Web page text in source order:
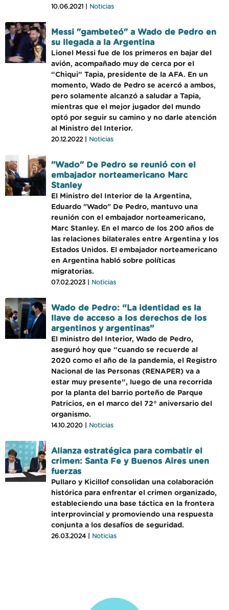
10.06.2021 | Noticias
Messi "gambeteó" a Wado de Pedro en
su llegada a la Argentina
Lionel Messi fue de los primeros en bajar del
avión, acompañado muy de cerca por el
“Chiqui” Tapia, presidente de la AFA. En un
momento, Wado de Pedro se acercó a ambos,
pero solamente alcanzó a saludar a Tapia,
mientras que el mejor jugador del mundo
optó por seguir su camino y no darle atención
al Ministro del Interior.
20.12.2022 | Noticias
"Wado" De Pedro se reunió con el
embajador norteamericano Marc
Stanley
El Ministro del Interior de la Argentina,
Eduardo "Wado" De Pedro, mantuvo una
reunión con el embajador norteamericano,
Marc Stanley. En el marco de los 200 años de
las relaciones bilaterales entre Argentina y los
Estados Unidos. El embajador norteamericano
en Argentina habló sobre políticas
migratorias.
07.02.2023 | Noticias
Wado de Pedro: “La identidad es la
llave de acceso a los derechos de los
argentinos y argentinas”
El ministro del Interior, Wado de Pedro,
aseguró hoy que “cuando se recuerde al
2020 como el año de la pandemia, el Registro
Nacional de las Personas (RENAPER) va a
estar muy presente”, luego de una recorrida
por la planta del barrio porteño de Parque
Patricios, en el marco del 72° aniversario del
organismo.
14.10.2020 | Noticias
Alianza estratégica para combatir el
crimen: Santa Fe y Buenos Aires unen
fuerzas
Pullaro y Kicillof consolidan una colaboración
histórica para enfrentar el crimen organizado,
estableciendo una base táctica en la frontera
interprovincial y promoviendo una respuesta
conjunta a los desafíos de seguridad.
26.03.2024 | Noticias